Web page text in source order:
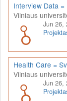
Interview Data
Vilniaus
Jun 26,
Health Care =
Vilniaus
Jun 26,